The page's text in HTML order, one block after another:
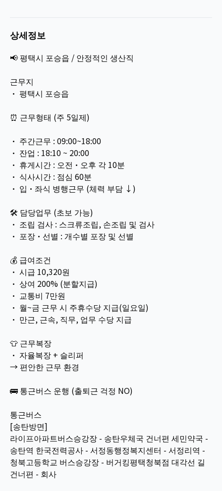
상세정보
📢 평택시 포승읍 / 안정적인 생산직
근무지
• 평택시 포승읍
⏰ 근무형태 (주 5일제)
• 주간근무 : 09:00~18:00
• 잔업 : 18:10 ~ 20:00
• 휴게시간 : 오전·오후 각 10분
• 식사시간 : 점심 60분
• 입·좌식 병행근무 (체력 부담 ↓)
🛠 담당업무 (초보 가능)
• 조립 검사 : 스크류조립, 손조립 및 검사
• 포장·선별 : 개수별 포장 및 선별
💰 급여조건
• 시급 10,320원
• 상여 200% (분할지급)
• 교통비 7만원
• 월~금 근무 시 주휴수당 지급(일요일)
• 만근, 근속, 직무, 업무 수당 지급
👕 근무복장
• 자율복장 + 슬리퍼
→ 편안한 근무 환경
🚌 통근버스 운행 (출퇴근 걱정 NO)
통근버스
[송탄방면]
라이프아파트버스승강장 - 송탄우체국 건너편 세민약국 -
송탄역 한국전력공사 - 서정동행정복지센터 - 서정리역 -
청북고등학교 버스승강장 - 버거킹평택청북점 대각선 길
건너편 - 회사